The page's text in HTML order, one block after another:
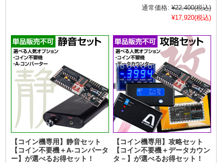
通常価格: ¥22,400(税込)
¥17,920(税込)
【コイン機専用】静音セット
【コイン不要機＋A-コンバータ
ー】が選べるお得セット！
【コイン機専用】攻略セット
【コイン不要機＋データカウン
タ－】が選べるお得セット！